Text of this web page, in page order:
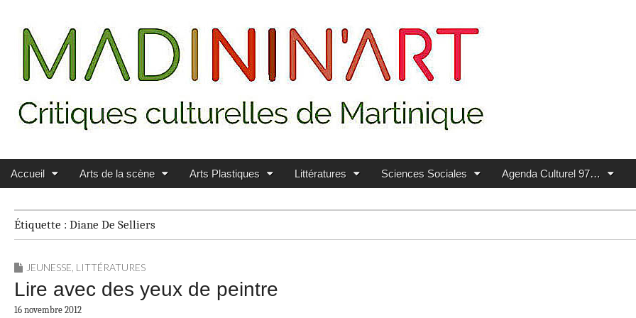
MADININ'ART
Main menu
Skip to content
Accueil Arts de la scène Arts Plastiques Littératures Sciences Sociales Agenda Culturel 97…
Étiquette : Diane De Selliers
JEUNESSE LITTÉRATURES
Lire avec des yeux de peintre
16 novembre 2012